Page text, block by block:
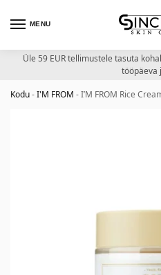
MENU
Üle 59 EUR tellimustele tasuta
tööpäeva
Kodu-I'M FROM -I’M FROM Rice